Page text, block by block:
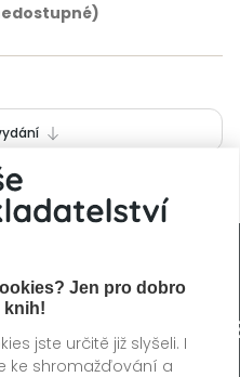
Jen pro dobro
knih!
jste určitě již slyšeli. I
ke shromažďování a